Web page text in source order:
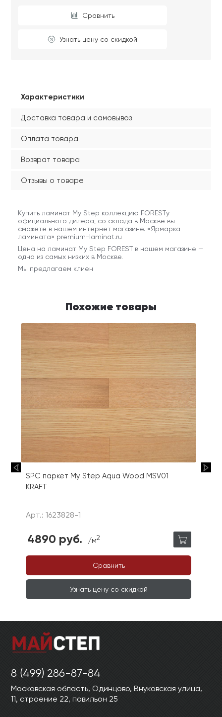
Сравнить
Узнать цену со скидкой
Характеристики
Доставка товара и самовывоз
Оплата товара
Возврат товара
Отзывы о товаре
Купить ламинат My Step коллекцию FORESTу
официального дилера, со склада в Москве вы
сможете в нашем интернет магазине. «Ярмарка
ламината» premium-laminat.ru
Цена на ламинат My Step FOREST в нашем магазине —
одна из самых низких в Москве.
Мы предлагаем клиен
Похожие товары
SPC паркет My Step Aqua Wood MSV01
KRAFT
Арт.: 1623828-1
4890 руб. /м2
Сравнить
Узнать цену со скидкой
8 (499) 286-87-84
Московская область, Одинцово, Внуковская улица,
11, строение 22, павильон 25